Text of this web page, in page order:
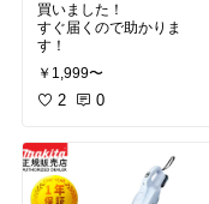
買いました！
すぐ届くので助かりま
す！
￥1,999〜
2 0